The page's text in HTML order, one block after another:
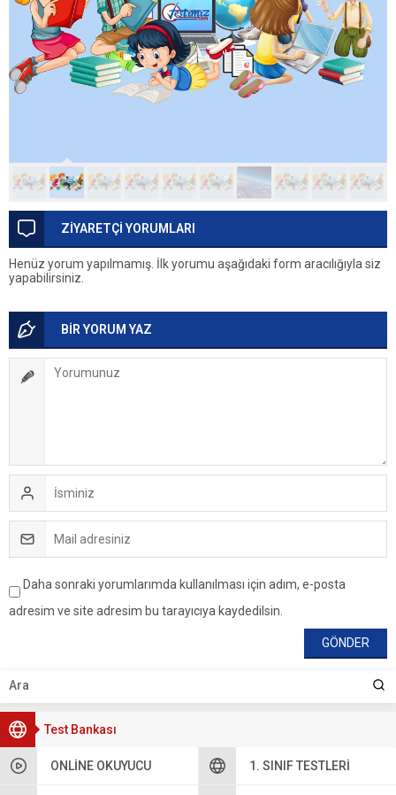
Test Bankası
ONLINE OKUYUCU 1. SINIF TESTLERI
ZİYARETÇİ YORUMLARI
Henüz yorum yapılmamış. İlk yorumu aşağıdaki form aracılığıyla siz
yapabilirsiniz.
BİR YORUM YAZ
Daha sonraki yorumlarımda kullanılması için adım, e-posta
adresim ve site adresim bu tarayıcıya kaydedilsin.